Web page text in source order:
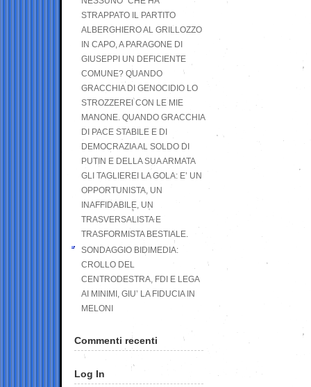
STRAPPATO IL PARTITO
ALBERGHIERO AL GRILLOZZO
IN CAPO, A PARAGONE DI
GIUSEPPI UN DEFICIENTE
COMUNE? QUANDO
GRACCHIA DI GENOCIDIO LO
STROZZEREI CON LE MIE
MANONE. QUANDO GRACCHIA
DI PACE STABILE E DI
DEMOCRAZIA AL SOLDO DI
PUTIN E DELLA SUA ARMATA
GLI TAGLIEREI LA GOLA: E’ UN
OPPORTUNISTA, UN
INAFFIDABILE, UN
TRASVERSALISTA E
TRASFORMISTA BESTIALE.
SONDAGGIO BIDIMEDIA:
CROLLO DEL
CENTRODESTRA, FDI E LEGA
AI MINIMI, GIU’ LA FIDUCIA IN
MELONI
Commenti recenti
Log In